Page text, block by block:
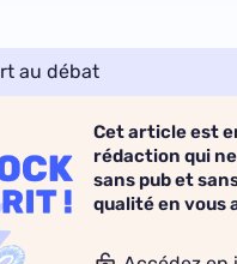
au débat
Cet article est
rédaction qui
sans pub et
qualité en vous